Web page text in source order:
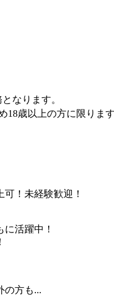
なります。
歳以上の方に限ります
！未経験歓迎！
に活躍中！
の方も...